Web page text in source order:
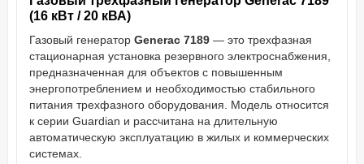
(16 кВт / 20 кВА)
Газовый генератор Generac 7189 — это трехфазная
стационарная установка резервного электроснабжения,
предназначенная для объектов с повышенным
энергопотреблением и необходимостью стабильного
питания трехфазного оборудования. Модель относится
к серии Guardian и рассчитана на длительную
автоматическую эксплуатацию в жилых и коммерческих
системах.